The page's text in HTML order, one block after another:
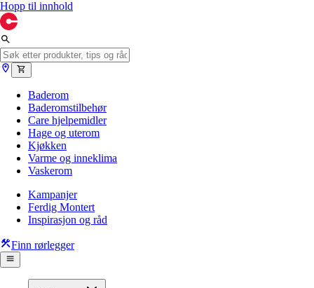
Hopp til innhold
Baderom
Baderomstilbehør
Care hjelpemidler
Hage og uterom
Kjøkken
Varme og inneklima
Vaskerom
Kampanjer
Ferdig Montert
Inspirasjon og råd
Finn rørlegger